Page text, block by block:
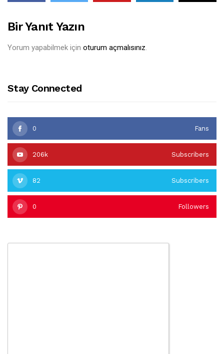
Bir Yanıt Yazın
Yorum yapabilmek için oturum açmalısınız.
Stay Connected
0 Fans
206k Subscribers
82 Subscribers
0 Followers